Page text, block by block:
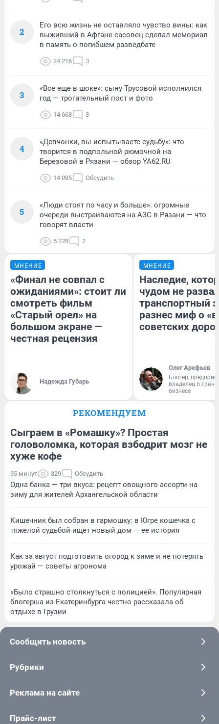
2
Его всю жизнь не оставляло чувство вины: как
выживший в Афгане сасовец сделал мемориал
в память о погибшем разведбате
24 216 3
3
«Все еще в шоке»: сыну Трусовой исполнился
год — трогательный пост и фото
14 668 3
4
«Девчонки, вы испытываете судьбу»: что
творится в подпольной рюмочной на
Березовой в Рязани — обзор YA62.RU
14 095 Обсудить
5
«Люди стоят по часу и больше»: огромные
очереди выстраиваются на АЗС в Рязани — что
говорят власти
5 228 2
МНЕНИЕ
«Финал не совпал с
ожиданиями»: стоит ли
смотреть фильм
«Старый орел» на
большом экране —
честная рецензия
Надежда Губарь
МНЕНИЕ
Наследие,
чудом не
транспортный
разнес миф о
советских
Олег Арефьев
Блогер,
владелец в
бизнесе
РЕКОМЕНДУЕМ
Сыграем в «Ромашку»? Простая
головоломка, которая взбодрит мозг не
хуже кофе
35 минут 329 Обсудить
Одна банка — три вкуса: рецепт овощного ассорти на
зиму для жителей Архангельской области
Кишечник был собран в гармошку: в Югре кошечка с
тяжелой судьбой ищет новый дом — ее история
Как за август подготовить огород к зиме и не потерять
урожай — советы агронома
«Было страшно столкнуться с полицией». Популярная
блогерша из Екатеринбурга честно рассказала об
отдыхе в Грузии
Сообщить новость
Рубрики
Реклама на сайте
Прайс-лист